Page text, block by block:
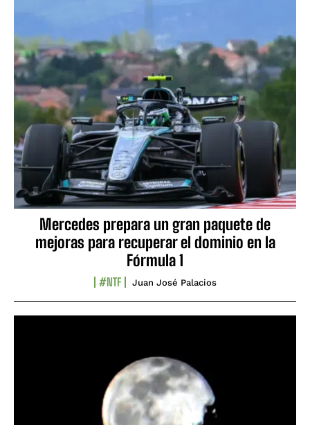
Mercedes prepara un gran paquete de
mejoras para recuperar el dominio en la
Fórmula 1
#NTF Juan José Palacios